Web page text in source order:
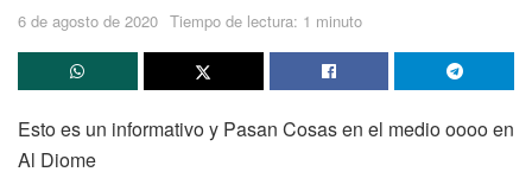
6 de agosto de 2020 Tiempo de lectura: 1 minuto
Esto es un informativo y Pasan Cosas en el medio oooo en
Al Diome